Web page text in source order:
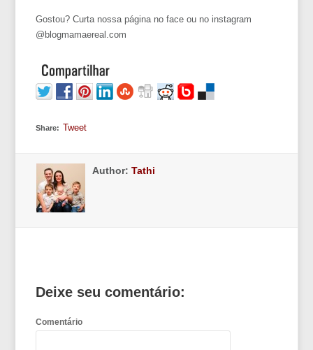
Gostou? Curta nossa página no face ou no instagram
@blogmamaereal.com
Share: Tweet
Author:Tathi
Deixe seu comentário:
Comentário